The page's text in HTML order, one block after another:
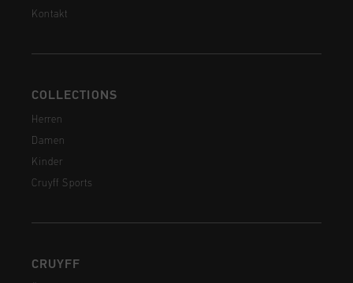
Kontakt
COLLECTIONS
Herren
Damen
Kinder
Cruyff Sports
CRUYFF